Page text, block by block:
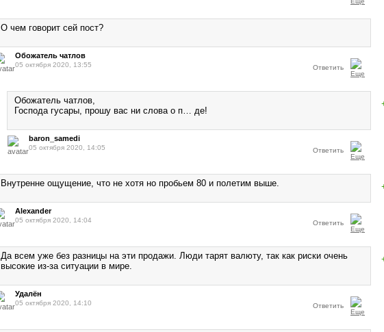
О чем говорит сей пост?
Обожатель чатлов
05 октября 2020, 13:55 Ответить
Обожатель чатлов,
Господа гусары, прошу вас ни слова о п… де!
baron_samedi
05 октября 2020, 14:05 Ответить
Внутренне ощущение, что не хотя но пробьем 80 и полетим выше.
Alexander
05 октября 2020, 14:04 Ответить
Да всем уже без разницы на эти продажи. Люди тарят валюту, так как риски очень
высокие из-за ситуации в мире.
Удалён
05 октября 2020, 14:10 Ответить